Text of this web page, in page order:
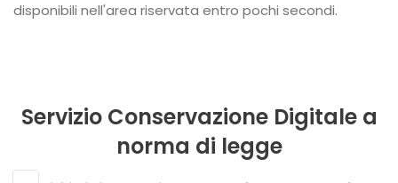
disponibili nell'area riservata entro pochi secondi.
Servizio Conservazione Digitale a
norma di legge